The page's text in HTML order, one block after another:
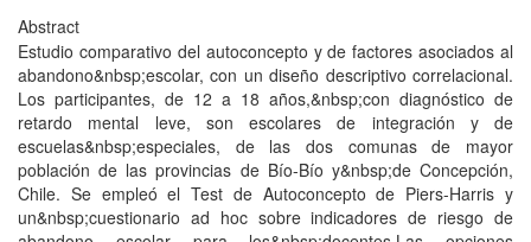
Abstract
Estudio comparativo del autoconcepto y de factores asociados al
abandono&nbsp;escolar, con un diseño descriptivo correlacional.
Los participantes, de 12 a 18 años,&nbsp;con diagnóstico de
retardo mental leve, son escolares de integración y de
escuelas&nbsp;especiales, de las dos comunas de mayor
población de las provincias de Bío-Bío y&nbsp;de Concepción,
Chile. Se empleó el Test de Autoconcepto de Piers-Harris y
un&nbsp;cuestionario ad hoc sobre indicadores de riesgo de